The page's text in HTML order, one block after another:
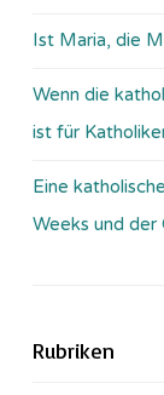
Ist Maria, die
Wenn die
ist für
Eine
Weeks und
Rubriken